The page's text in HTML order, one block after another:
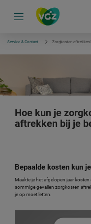
k
v
i
Service & Contact Zorgkosten aftrekken
Hoe kun je
aftrekken bij je
Bepaalde kosten kun
Maakte je het afgelopen jaar
sommige gevallen zorgkosten
je op moet letten.